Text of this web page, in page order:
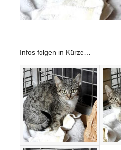
Infos folgen in Kürze…